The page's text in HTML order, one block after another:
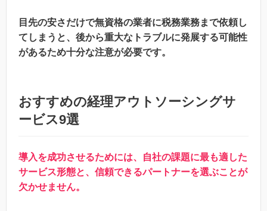
目先の安さだけで無資格の業者に税務業務まで依頼し
てしまうと、後から重大なトラブルに発展する可能性
があるため十分な注意が必要です。
おすすめの経理アウトソーシングサ
ービス9選
導入を成功させるためには、自社の課題に最も適した
サービス形態と、信頼できるパートナーを選ぶことが
欠かせません。